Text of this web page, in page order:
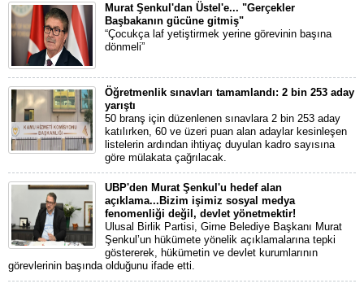
Murat Şenkul'dan Üstel'e... "Gerçekler
Başbakanın gücüne gitmiş"
“Çocukça laf yetiştirmek yerine görevinin başına
dönmeli”
Öğretmenlik sınavları tamamlandı: 2 bin 253 aday
yarıştı
50 branş için düzenlenen sınavlara 2 bin 253 aday
katılırken, 60 ve üzeri puan alan adaylar kesinleşen
listelerin ardından ihtiyaç duyulan kadro sayısına
göre mülakata çağrılacak.
UBP'den Murat Şenkul'u hedef alan
açıklama...Bizim işimiz sosyal medya
fenomenliği değil, devlet yönetmektir!
Ulusal Birlik Partisi, Girne Belediye Başkanı Murat
Şenkul’un hükümete yönelik açıklamalarına tepki
göstererek, hükümetin ve devlet kurumlarının
görevlerinin başında olduğunu ifade etti.